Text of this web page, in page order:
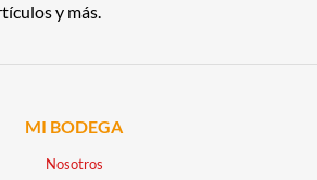
y más.
MI BODEGA
Nosotros